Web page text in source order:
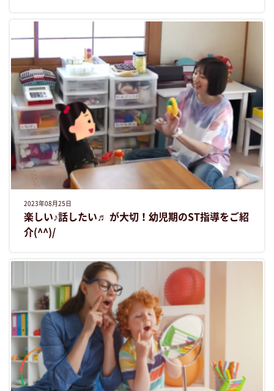
2023年08月25日
楽しい♪話したい♬ が大切！幼児期のST指導をご紹
介(^^)/